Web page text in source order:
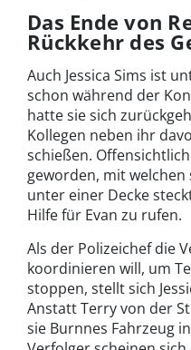
Das Ende von
Rückkehr des
Auch Jessica Sims ist
schon während der
hatte sie sich
Kollegen neben ihr
schießen.
geworden, mit
unter einer Decke
Hilfe für Evan zu rufen.
Als der Polizeichef die
koordinieren will, um
stoppen, stellt sich
Anstatt Terry von der
sie Burnnes Fahrzeug